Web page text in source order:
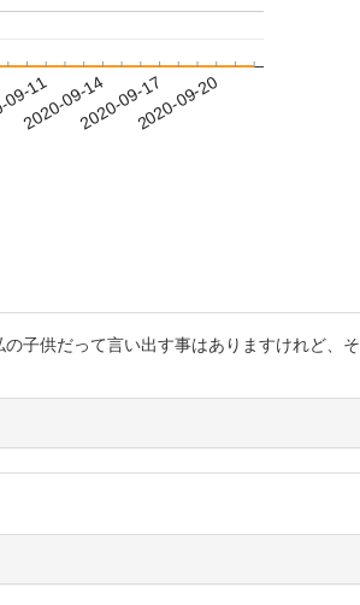
11
2020-09-142020-09-172020-09-20
子供だって言い出す事はありますけれど、そ